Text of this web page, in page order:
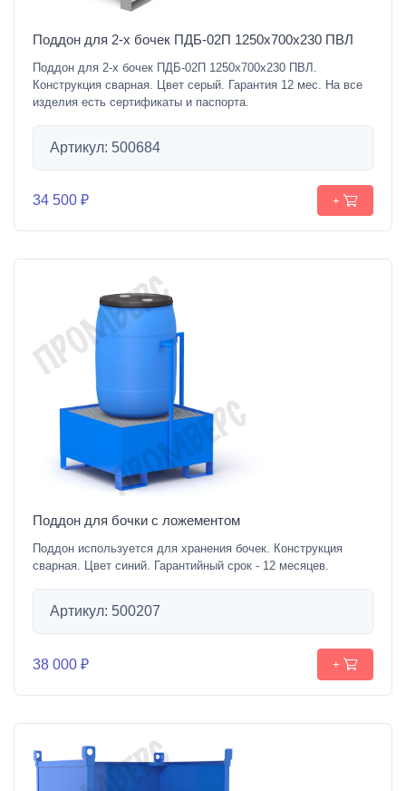
Поддон для 2-х бочек ПДБ-02П 1250х700х230 ПВЛ
Поддон для 2-х бочек ПДБ-02П 1250х700х230 ПВЛ.
Конструкция сварная. Цвет серый. Гарантия 12 мес. На все
изделия есть сертификаты и паспорта.
Артикул: 500684
34 500 ₽ +
Поддон для бочки с ложементом
Поддон используется для хранения бочек. Конструкция
сварная. Цвет синий. Гарантийный срок - 12 месяцев.
Артикул: 500207
38 000 ₽ +